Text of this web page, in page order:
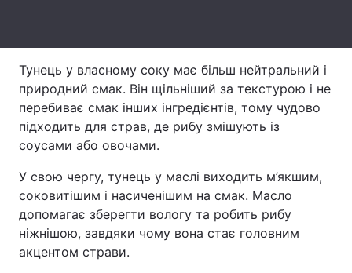
Тема оформлення
Тунець у власному соку має більш нейтральний і
природний смак. Він щільніший за текстурою і не
перебиває смак інших інгредієнтів, тому чудово
підходить для страв, де рибу змішують із
соусами або овочами.
У свою чергу, тунець у маслі виходить м’якшим,
соковитішим і насиченішим на смак. Масло
допомагає зберегти вологу та робить рибу
ніжнішою, завдяки чому вона стає головним
акцентом страви.